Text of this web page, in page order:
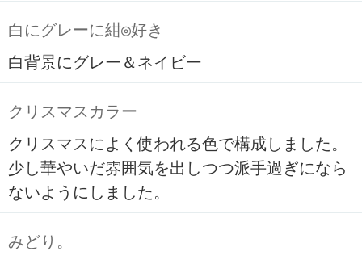
白にグレーに紺◎好き
白背景にグレー＆ネイビー
クリスマスカラー
クリスマスによく使われる色で構成しました。
少し華やいだ雰囲気を出しつつ派手過ぎになら
ないようにしました。
みどり。